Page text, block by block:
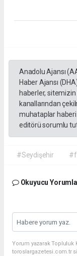
Anadolu Ajansı
Haber Ajansı
haberler,
kanallarından
muhataplar
editörü sorumlu
#Seydişehir
Okuyucu
Yorum yazarak Topluluk
toroslargazetesi.com.tr